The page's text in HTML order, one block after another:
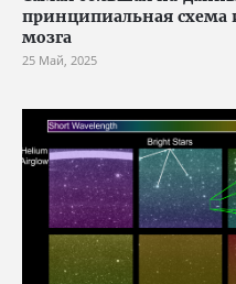
принципиальная схема
мозга
25 Май, 2025